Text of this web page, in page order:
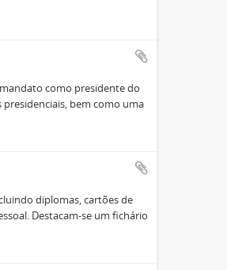
como presidente do
bem como uma
diplomas, cartões de
Destacam-se um fichário